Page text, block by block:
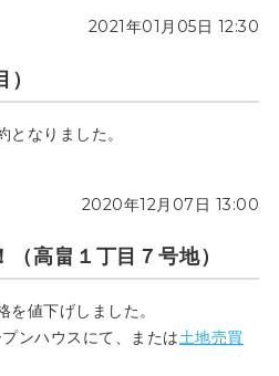
2021年01月05日 12:30
なりました。
2020年12月07日 13:00
高畠１丁目７号地）
値下げしました。
ンハウスにて、または土地売買